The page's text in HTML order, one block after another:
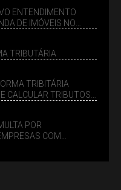
ENTENDIMENTO
DE IMÓVEIS NO
TRIBUTÁRIA
TRIBITÁRIA
CALCULAR TRIBUTOS
POR
COM